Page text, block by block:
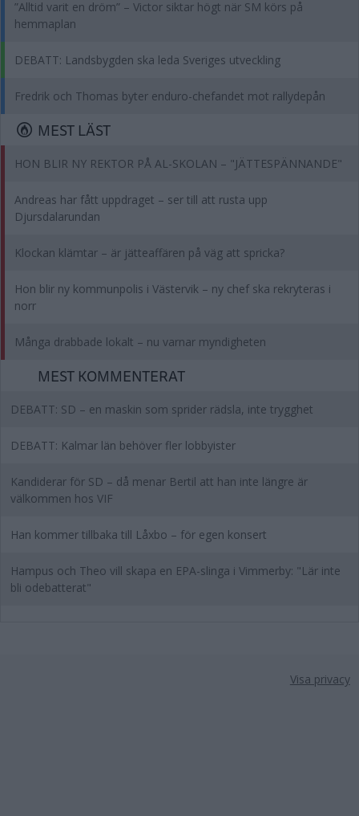
”Alltid varit en dröm” – Victor siktar högt när SM körs på
hemmaplan
DEBATT: Landsbygden ska leda Sveriges utveckling
Fredrik och Thomas byter enduro-chefandet mot rallydepån
MEST LÄST
HON BLIR NY REKTOR PÅ AL-SKOLAN – "JÄTTESPÄNNANDE"
Andreas har fått uppdraget – ser till att rusta upp
Djursdalarundan
Klockan klämtar – är jätteaffären på väg att spricka?
Hon blir ny kommunpolis i Västervik – ny chef ska rekryteras i
norr
Många drabbade lokalt – nu varnar myndigheten
MEST KOMMENTERAT
DEBATT: SD – en maskin som sprider rädsla, inte trygghet
DEBATT: Kalmar län behöver fler lobbyister
Kandiderar för SD – då menar Bertil att han inte längre är
välkommen hos VIF
Han kommer tillbaka till Låxbo – för egen konsert
Hampus och Theo vill skapa en EPA-slinga i Vimmerby: "Lär inte
bli odebatterat"
Visa privacy